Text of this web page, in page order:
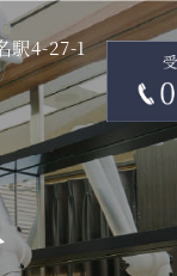
駅4-27-1